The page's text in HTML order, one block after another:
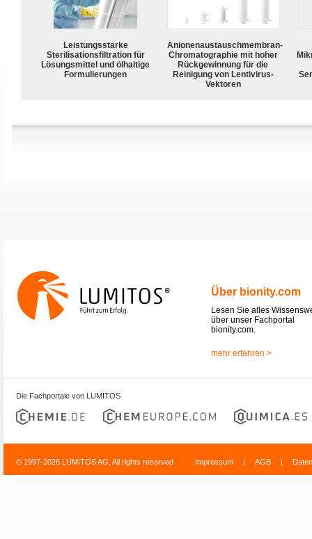
Leistungsstarke
Sterilisationsfiltration für
Lösungsmittel und ölhaltige
Formulierungen
Anionenaustauschmembran-
Chromatographie mit hoher
Rückgewinnung für die
Reinigung von Lentivirus-
Vektoren
Über bionity.com
Lesen Sie alles
über unser Fachportal
bionity.com.
mehr erfahren >
Die Fachportale von LUMITOS
© 1997-2026 LUMITOS AG, All rights reserved Impressum | AGB |